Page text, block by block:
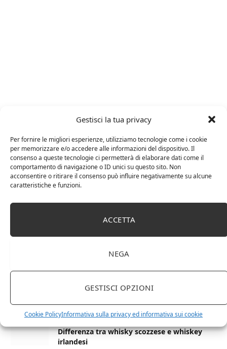
Gestisci la tua privacy
Per fornire le migliori esperienze, utilizziamo tecnologie come i cookie
per memorizzare e/o accedere alle informazioni del dispositivo. Il
consenso a queste tecnologie ci permetterà di elaborare dati come il
comportamento di navigazione o ID unici su questo sito. Non
acconsentire o ritirare il consenso può influire negativamente su alcune
caratteristiche e funzioni.
ACCETTA
NEGA
GESTISCI OPZIONI
Cookie PolicyInformativa sulla privacy ed informativa sui cookie
ARTICOLI RECENTI
24 FEBBRAIO 2025
Distillati di frutta africani
distillati e food online
curiosità
6 MARZO 2024
Differenza tra whisky scozzese e whiskey
irlandesi